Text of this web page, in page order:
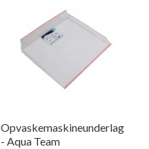
Opvaskemaskineunderlag
- Aqua Team